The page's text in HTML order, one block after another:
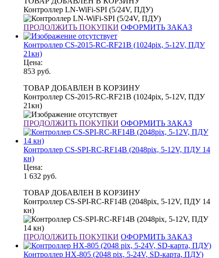
Контроллер LN-WiFi-SPI (5/24V, ПДУ)
ПРОДОЛЖИТЬ ПОКУПКИ ОФОРМИТЬ ЗАКАЗ
Контроллер CS-2015-RC-RF21B (1024pix, 5-12V, ПДУ
21кн)
Цена:
853 руб.
ТОВАР ДОБАВЛЕН В КОРЗИНУ
Контроллер CS-2015-RC-RF21B (1024pix, 5-12V, ПДУ
21кн)
ПРОДОЛЖИТЬ ПОКУПКИ ОФОРМИТЬ ЗАКАЗ
Контроллер CS-SPI-RC-RF14B (2048pix, 5-12V, ПДУ 14
кн)
Цена:
1 632 руб.
ТОВАР ДОБАВЛЕН В КОРЗИНУ
Контроллер CS-SPI-RC-RF14B (2048pix, 5-12V, ПДУ 14
кн)
ПРОДОЛЖИТЬ ПОКУПКИ ОФОРМИТЬ ЗАКАЗ
Контроллер HX-805 (2048 pix, 5-24V, SD-карта, ПДУ)